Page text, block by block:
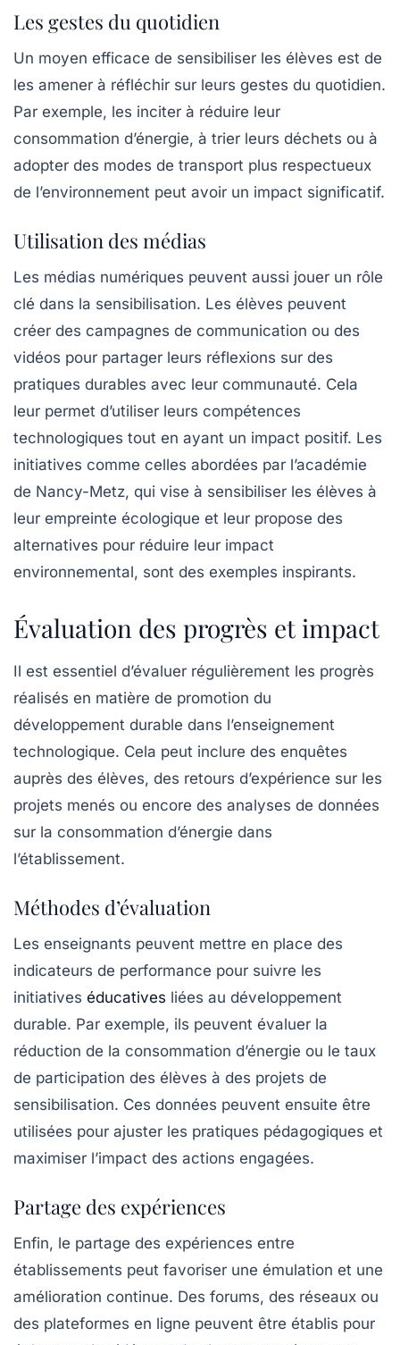
Les gestes du quotidien
Un moyen efficace de sensibiliser les élèves est de
les amener à réfléchir sur leurs gestes du quotidien.
Par exemple, les inciter à réduire leur
consommation d’énergie, à trier leurs déchets ou à
adopter des modes de transport plus respectueux
de l’environnement peut avoir un impact significatif.
Utilisation des médias
Les médias numériques peuvent aussi jouer un rôle
clé dans la sensibilisation. Les élèves peuvent
créer des campagnes de communication ou des
vidéos pour partager leurs réflexions sur des
pratiques durables avec leur communauté. Cela
leur permet d’utiliser leurs compétences
technologiques tout en ayant un impact positif. Les
initiatives comme celles abordées par l’académie
de Nancy-Metz, qui vise à sensibiliser les élèves à
leur empreinte écologique et leur propose des
alternatives pour réduire leur impact
environnemental, sont des exemples inspirants.
Évaluation des progrès et impact
Il est essentiel d’évaluer régulièrement les progrès
réalisés en matière de promotion du
développement durable dans l’enseignement
technologique. Cela peut inclure des enquêtes
auprès des élèves, des retours d’expérience sur les
projets menés ou encore des analyses de données
sur la consommation d’énergie dans
l’établissement.
Méthodes d’évaluation
Les enseignants peuvent mettre en place des
indicateurs de performance pour suivre les
initiatives éducatives liées au développement
durable. Par exemple, ils peuvent évaluer la
réduction de la consommation d’énergie ou le taux
de participation des élèves à des projets de
sensibilisation. Ces données peuvent ensuite être
utilisées pour ajuster les pratiques pédagogiques et
maximiser l’impact des actions engagées.
Partage des expériences
Enfin, le partage des expériences entre
établissements peut favoriser une émulation et une
amélioration continue. Des forums, des réseaux ou
des plateformes en ligne peuvent être établis pour